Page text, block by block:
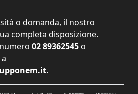
o domanda, il nostro
completa disposizione.
02 89362545 o
.